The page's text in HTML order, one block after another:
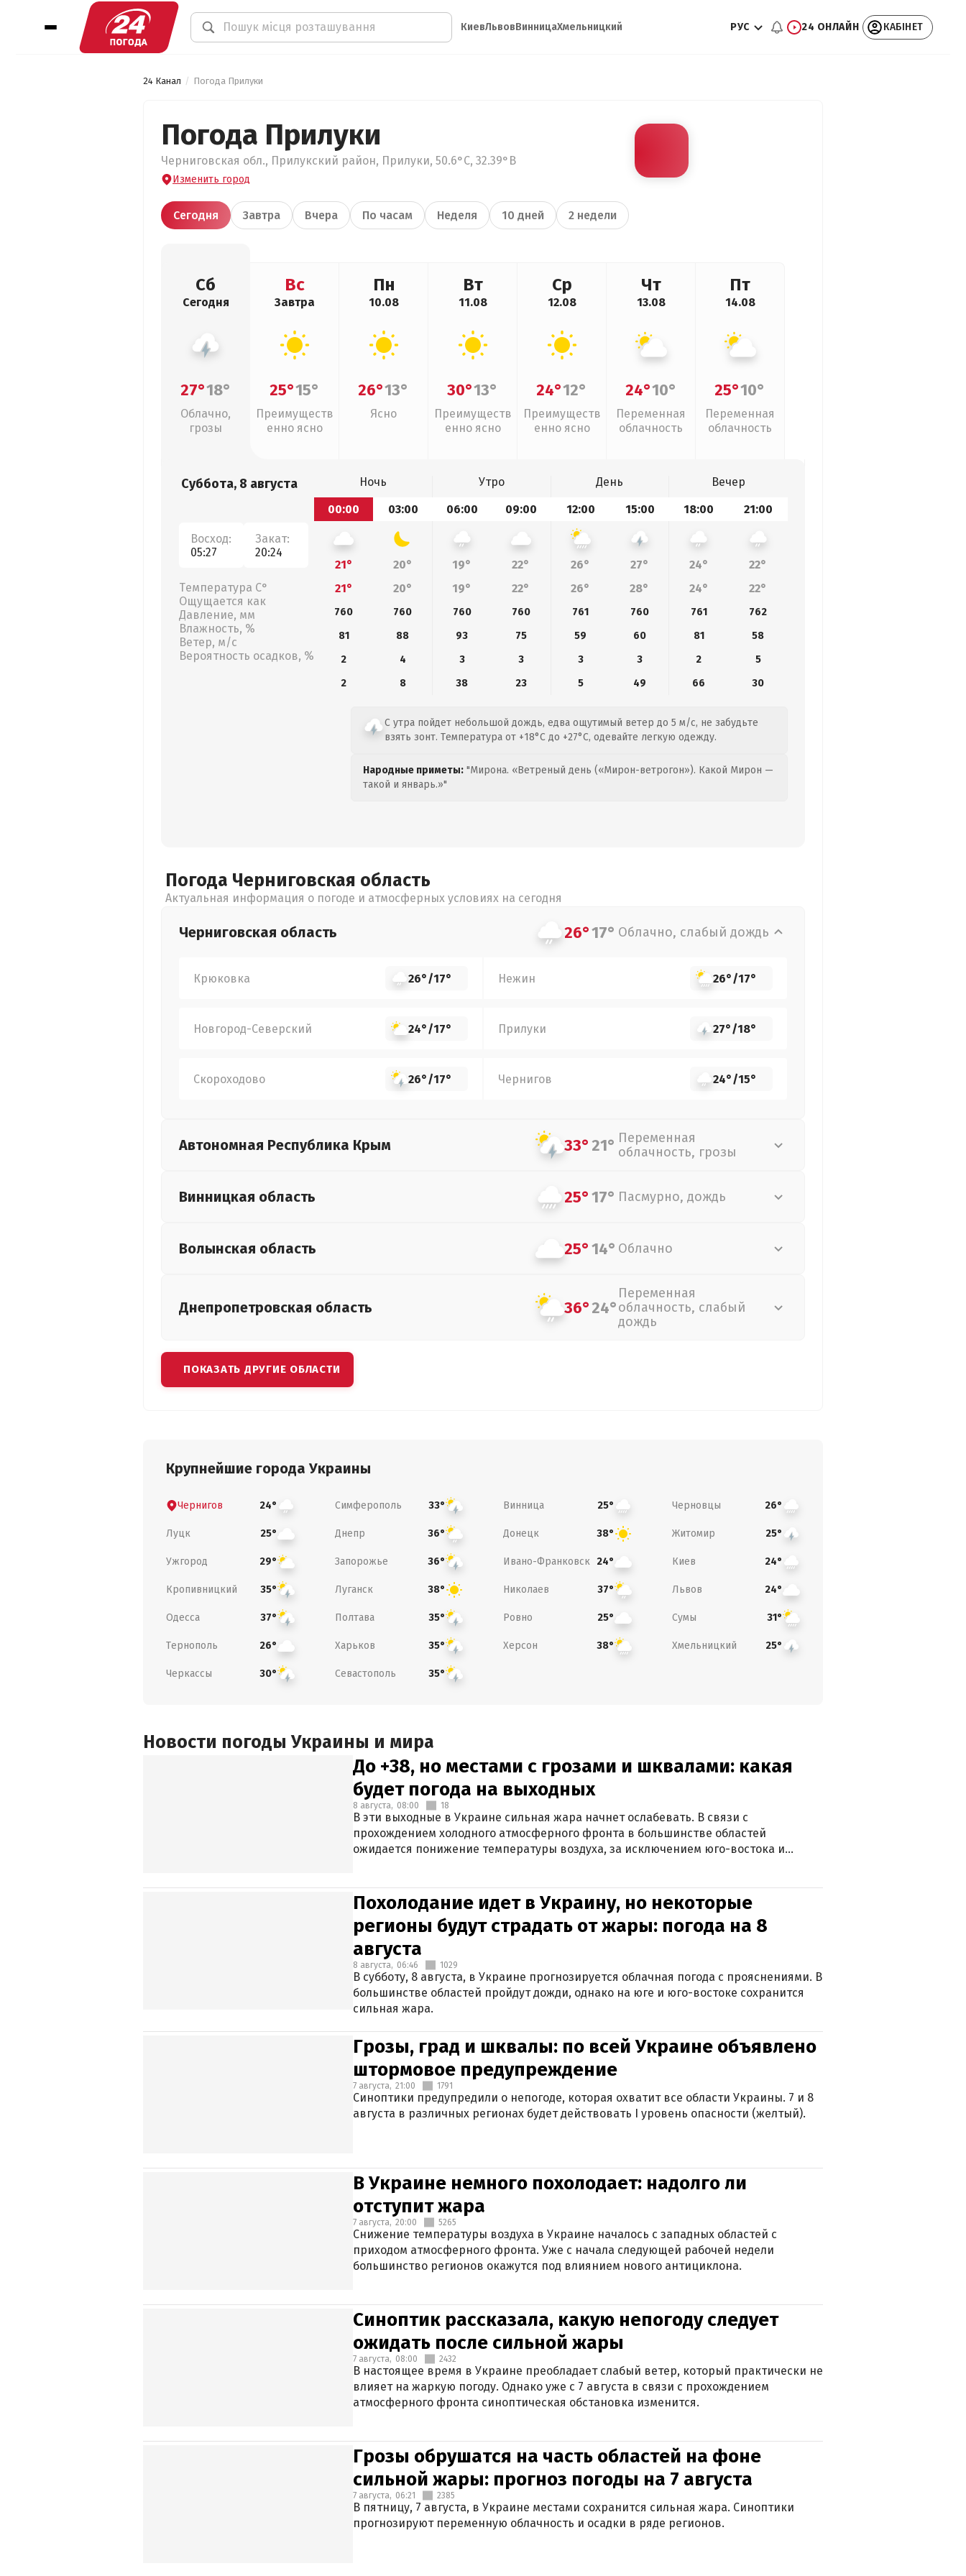
КиевЛьвовВинницаХмельницкий РУС 24 ОНЛАЙН КАБІНЕТ
24 Канал Погода Прилуки
Погода Прилуки
Черниговская обл., Прилукский район, Прилуки, 50.6°С, 32.39°В
Изменить город
Сегодня Завтра Вчера По часам Неделя 10 дней 2 недели
Сб
Сегодня
27°18°
Облачно,
грозы
Вс
Завтра
25°15°
Преимуществ
енно ясно
Пн
10.08
26°13°
Ясно
Вт
11.08
30°13°
Преимуществ
енно ясно
Ср
12.08
24°12°
Преимуществ
енно ясно
Чт
13.08
24°10°
Переменная
облачность
Пт
14.08
25°10°
Переменная
облачность
Суббота, 8 августа
Восход:
05:27
Закат:
20:24
Температура С°
Ощущается как
Давление, мм
Влажность, %
Ветер, м/с
Вероятность осадков, %
Ночь Утро День
Вечер
00:00
03:00 06:00 09:00 12:00 15:00 18:00 21:00
21° 20° 19° 22° 26° 27° 24°
22°
21°
20° 19° 22° 26° 28° 24° 22°
760 760 760 760 761 760 761
762
81
88 93 75 59 60 81
58
2
4 3 3 3 3 2
5
2
8 38 23 5 49 66 30
С утра пойдет небольшой дождь, едва ощутимый ветер до 5 м/с, не забудьте
взять зонт. Температура от +18°C до +27°C, одевайте легкую одежду.
Народные приметы: "Мирона. «Ветреный день («Мирон-ветрогон»). Какой Мирон —
такой и январь.»"
Погода Черниговская область
Актуальная информация о погоде и атмосферных условиях на сегодня
Черниговская область 26°17° Облачно, слабый дождь
Крюковка 26°/17° Нежин 26°/17°
Новгород-Северский 24°/17° Прилуки 27°/18°
Скороходово 26°/17° Чернигов 24°/15°
Автономная Республика Крым 33°21° Переменная
облачность, грозы
Винницкая область 25°17° Пасмурно, дождь
Волынская область 25°14° Облачно
Днепропетровская область 36°24°
Переменная
облачность, слабый
дождь
ПОКАЗАТЬ ДРУГИЕ ОБЛАСТИ
Крупнейшие города Украины
Чернигов 24° Симферополь 33° Винница 25° Черновцы 26°
Луцк 25° Днепр 36° Донецк 38° Житомир 25°
Ужгород 29° Запорожье 36° Ивано-Франковск 24° Киев 24°
Кропивницкий 35° Луганск 38° Николаев 37° Львов 24°
Одесса 37° Полтава 35° Ровно 25° Сумы 31°
Тернополь 26° Харьков 35° Херсон 38° Хмельницкий 25°
Черкассы 30° Севастополь 35°
Новости погоды Украины и мира
До +38, но местами с грозами и шквалами: какая
будет погода на выходных
8 августа, 08:00 18
В эти выходные в Украине сильная жара начнет ослабевать. В связи с
прохождением холодного атмосферного фронта в большинстве областей
ожидается понижение температуры воздуха, за исключением юго-востока и
Похолодание идет в Украину, но некоторые
регионы будут страдать от жары: погода на 8
августа
8 августа, 06:46 1029
В субботу, 8 августа, в Украине прогнозируется облачная погода с прояснениями. В
большинстве областей пройдут дожди, однако на юге и юго-востоке сохранится
сильная жара.
Грозы, град и шквалы: по всей Украине объявлено
штормовое предупреждение
7 августа, 21:00 1791
Синоптики предупредили о непогоде, которая охватит все области Украины. 7 и 8
августа в различных регионах будет действовать I уровень опасности (желтый).
В Украине немного похолодает: надолго ли
отступит жара
7 августа, 20:00 5265
Снижение температуры воздуха в Украине началось с западных областей с
приходом атмосферного фронта. Уже с начала следующей рабочей недели
большинство регионов окажутся под влиянием нового антициклона.
Синоптик рассказала, какую непогоду следует
ожидать после сильной жары
7 августа, 08:00 2432
В настоящее время в Украине преобладает слабый ветер, который практически не
влияет на жаркую погоду. Однако уже с 7 августа в связи с прохождением
атмосферного фронта синоптическая обстановка изменится.
Грозы обрушатся на часть областей на фоне
сильной жары: прогноз погоды на 7 августа
7 августа, 06:21 2385
В пятницу, 7 августа, в Украине местами сохранится сильная жара. Синоптики
прогнозируют переменную облачность и осадки в ряде регионов.